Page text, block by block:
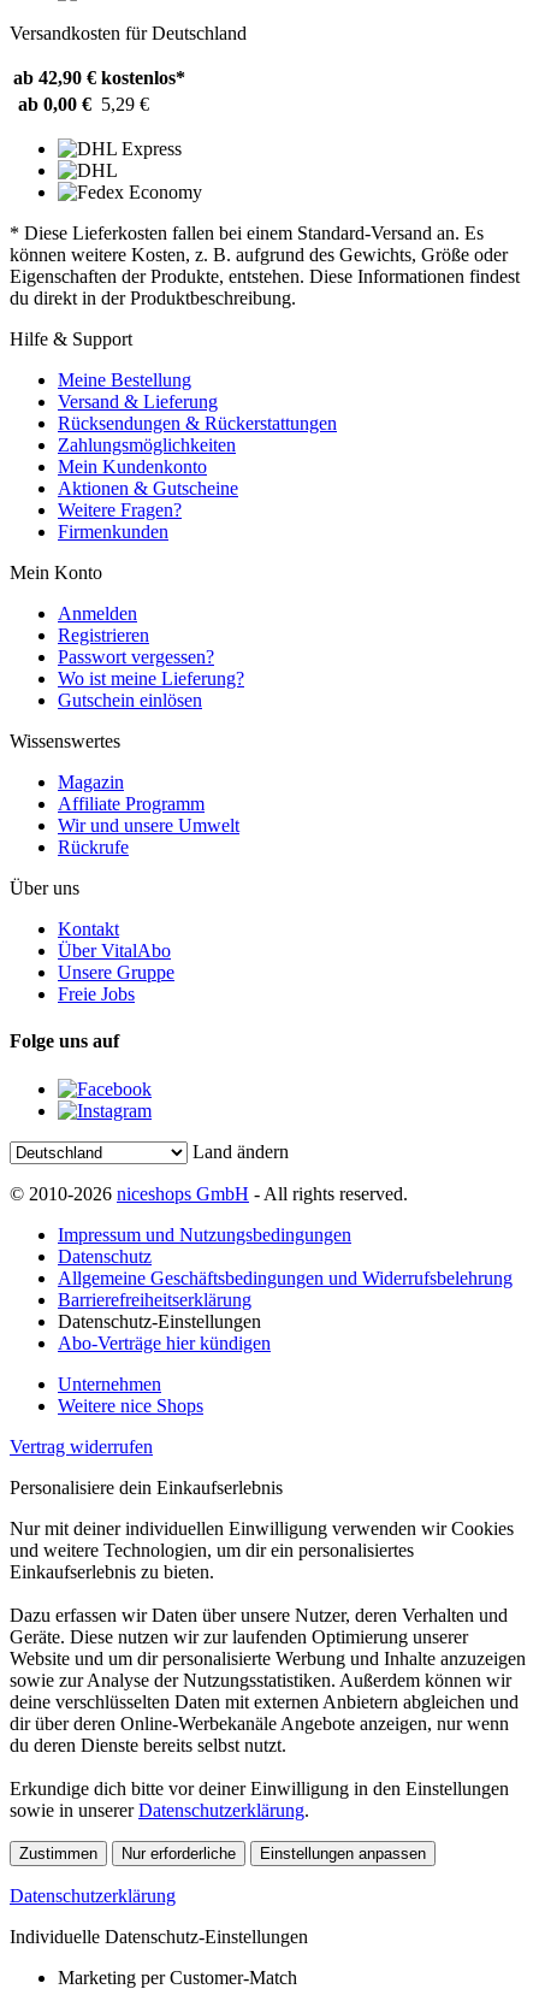
Versandkosten für Deutschland
ab 42,90 € kostenlos*
ab 0,00 € 5,29 €
* Diese Lieferkosten fallen bei einem Standard-Versand an. Es
können weitere Kosten, z. B. aufgrund des Gewichts, Größe oder
Eigenschaften der Produkte, entstehen. Diese Informationen findest
du direkt in der Produktbeschreibung.
Hilfe & Support
Meine Bestellung
Versand & Lieferung
Rücksendungen & Rückerstattungen
Zahlungsmöglichkeiten
Mein Kundenkonto
Aktionen & Gutscheine
Weitere Fragen?
Firmenkunden
Mein Konto
Anmelden
Registrieren
Passwort vergessen?
Wo ist meine Lieferung?
Gutschein einlösen
Wissenswertes
Magazin
Affiliate Programm
Wir und unsere Umwelt
Rückrufe
Über uns
Kontakt
Über VitalAbo
Unsere Gruppe
Freie Jobs
Folge uns auf
Land ändern
© 2010-2026 niceshops GmbH - All rights reserved.
Impressum und Nutzungsbedingungen
Datenschutz
Allgemeine Geschäftsbedingungen und Widerrufsbelehrung
Barrierefreiheitserklärung
Datenschutz-Einstellungen
Abo-Verträge hier kündigen
Unternehmen
Weitere nice Shops
Vertrag widerrufen
Personalisiere dein Einkaufserlebnis
Nur mit deiner individuellen Einwilligung verwenden wir Cookies
und weitere Technologien, um dir ein personalisiertes
Einkaufserlebnis zu bieten.
Dazu erfassen wir Daten über unsere Nutzer, deren Verhalten und
Geräte. Diese nutzen wir zur laufenden Optimierung unserer
Website und um dir personalisierte Werbung und Inhalte anzuzeigen
sowie zur Analyse der Nutzungsstatistiken. Außerdem können wir
deine verschlüsselten Daten mit externen Anbietern abgleichen und
dir über deren Online-Werbekanäle Angebote anzeigen, nur wenn
du deren Dienste bereits selbst nutzt.
Erkundige dich bitte vor deiner Einwilligung in den Einstellungen
sowie in unsererDatenschutzerklärung.
Zustimmen Nur erforderliche Einstellungen anpassen
Datenschutzerklärung
Individuelle Datenschutz-Einstellungen
Marketing per Customer-Match